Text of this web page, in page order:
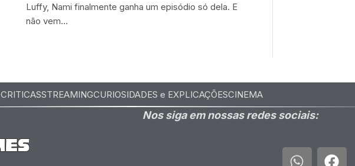
Luffy, Nami finalmente ganha um episódio só dela. E
não vem…
CRITICASSTREAMINGCURIOSIDADES e EXPLICAÇÕESCINEMA
Nos siga em nossas redes sociais: